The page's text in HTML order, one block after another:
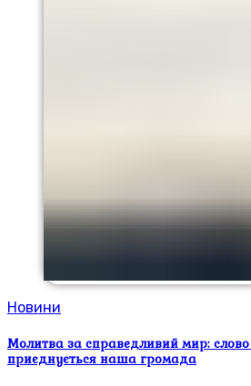
Новини
Молитва за справедливий мир: слово
приєднується наша громада